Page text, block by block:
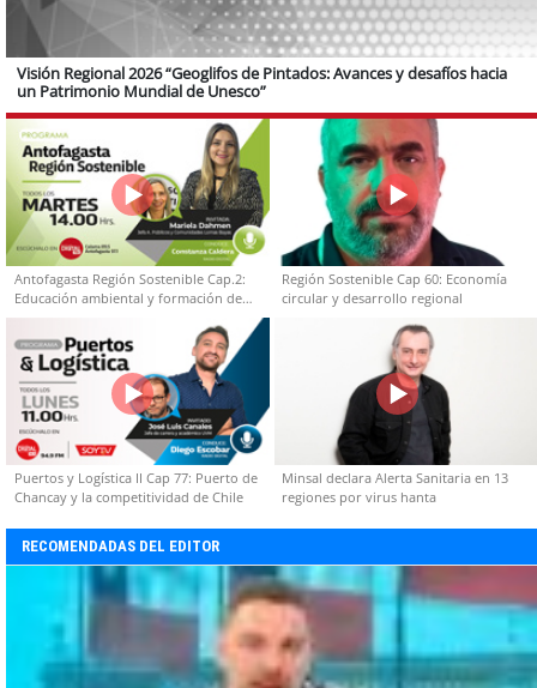
Visión Regional 2026 “Geoglifos de Pintados: Avances y desafíos hacia
un Patrimonio Mundial de Unesco”
Antofagasta Región Sostenible Cap.2:
Educación ambiental y formación de
capacidades técnicas
Región Sostenible Cap 60: Economía
circular y desarrollo regional
Puertos y Logística II Cap 77: Puerto de
Chancay y la competitividad de Chile
Minsal declara Alerta Sanitaria en 13
regiones por virus hanta
RECOMENDADAS DEL EDITOR